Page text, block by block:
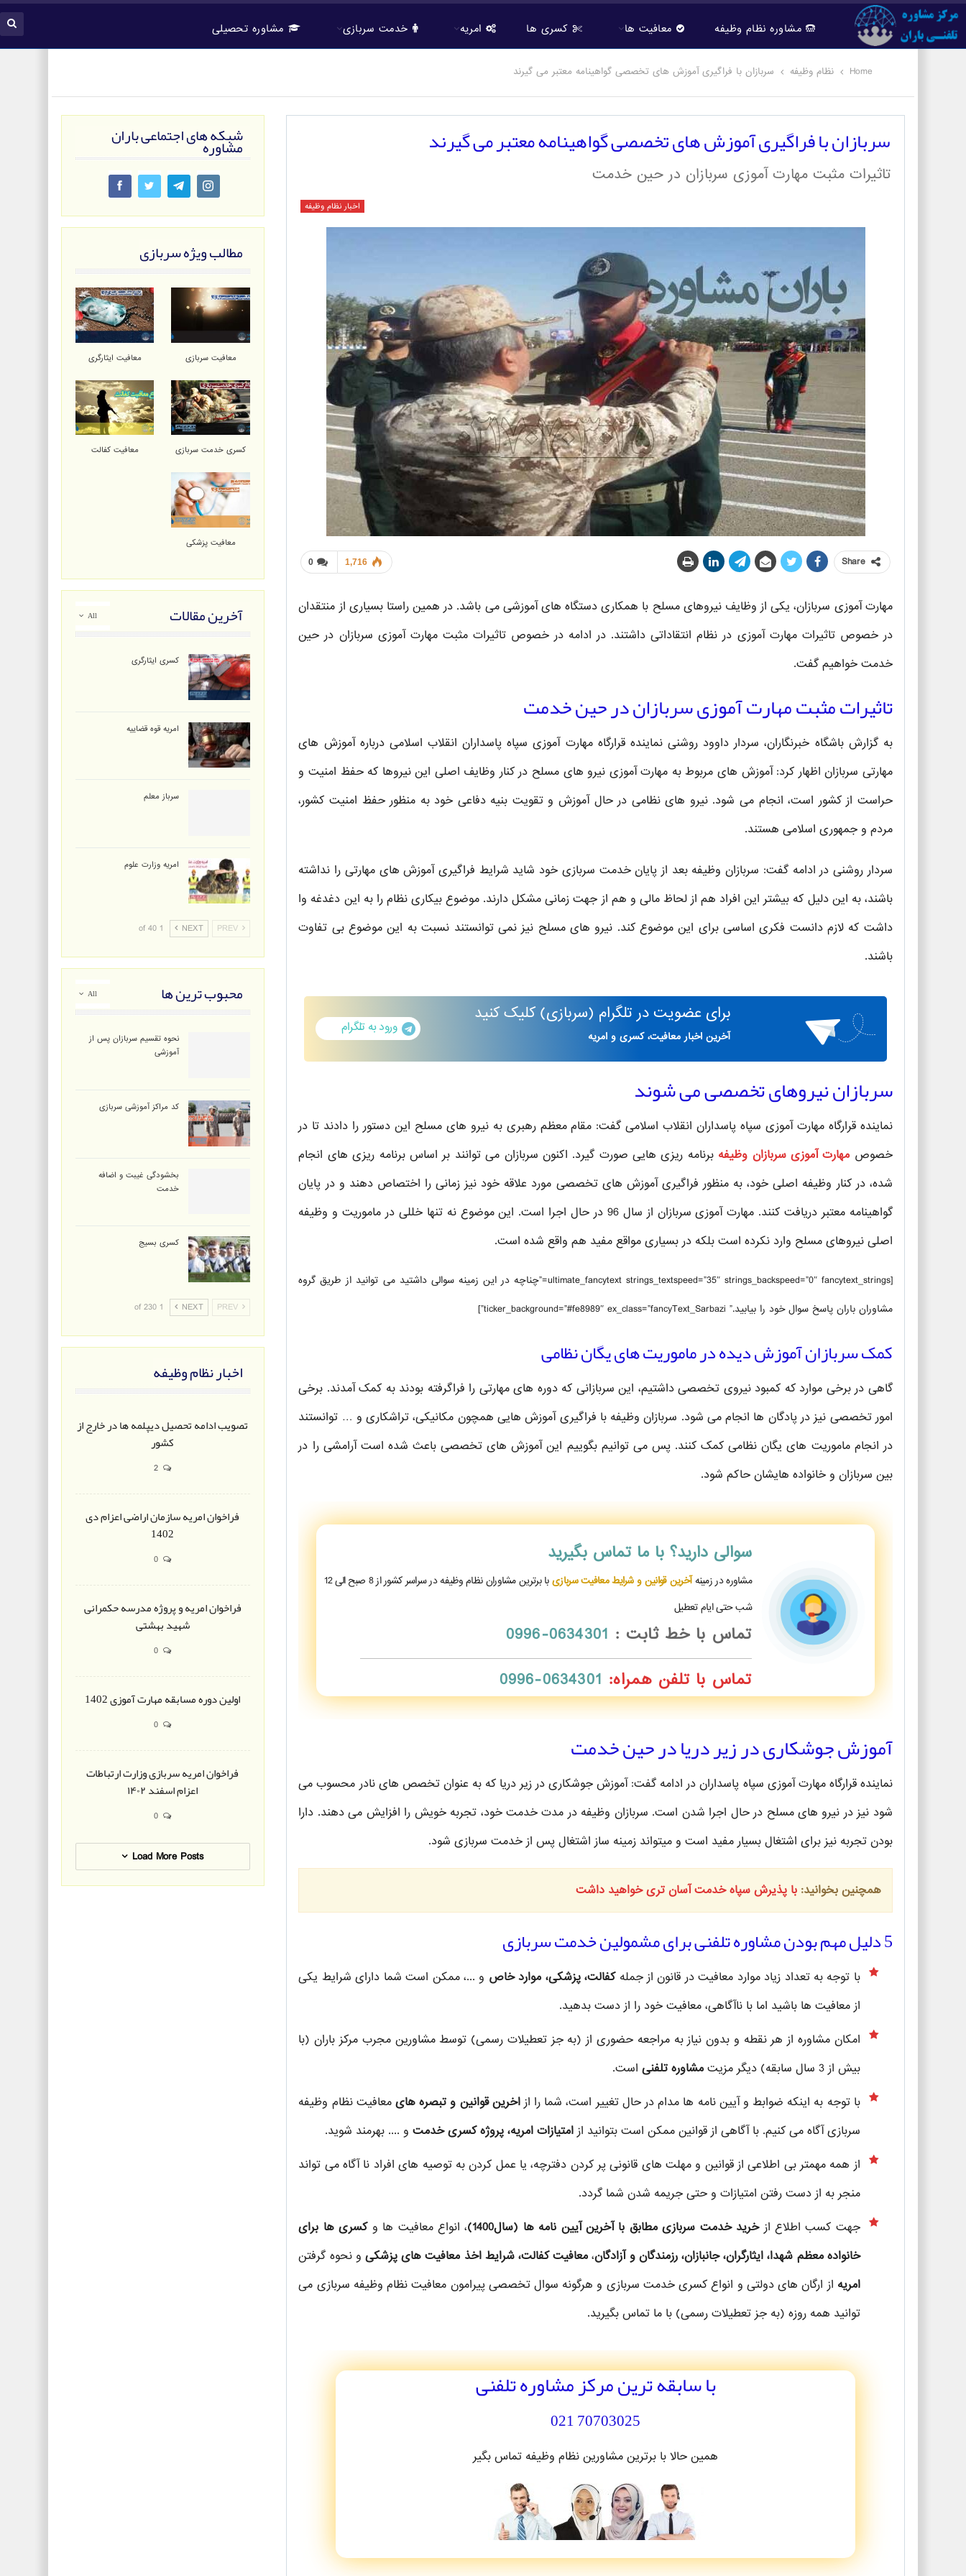
مشاوره نظام وظیفه معافیت ها کسری ها امریه خدمت سربازی مشاوره تحصیلی
Home نظام وظیفه سربازان با فراگیری آموزش های تخصصی گواهینامه معتبر می گیرند
سربازان با فراگیری آموزش های تخصصی گواهینامه معتبر می گیرند
تاثیرات مثبت مهارت آموزی سربازان در حین خدمت
اخبار نظام وظیفه
0 1,716 Share
مهارت آموزی سربازان، یکی از وظایف نیروهای مسلح با همکاری دستگاه های آموزشی می باشد. در همین راستا بسیاری از منتقدان
در خصوص تاثیرات مهارت آموزی در نظام انتقاداتی داشتند. در ادامه در خصوص تاثیرات مثبت مهارت آموزی سربازان در حین
خدمت خواهیم گفت.
تاثیرات مثبت مهارت آموزی سربازان در حین خدمت
به گزارش باشگاه خبرنگاران، سردار داوود روشنی نماینده قرارگاه مهارت آموزی سپاه پاسداران انقلاب اسلامی درباره آموزش های
مهارتی سربازان اظهار کرد: آموزش های مربوط به مهارت آموزی نیرو های مسلح در کنار وظایف اصلی این نیروها که حفظ امنیت و
حراست از کشور است، انجام می شود. نیرو های نظامی در حال آموزش و تقویت بنیه دفاعی خود به منظور حفظ امنیت کشور،
مردم و جمهوری اسلامی هستند.
سردار روشنی در ادامه گفت: سربازان وظیفه بعد از پایان خدمت سربازی خود شاید شرایط فراگیری آموزش های مهارتی را نداشته
باشند، به این دلیل که بیشتر این افراد هم از لحاظ مالی و هم از جهت زمانی مشکل دارند. موضوع بیکاری نظام را به این دغدغه وا
داشت که لازم دانست فکری اساسی برای این موضوع کند. نیرو های مسلح نیز نمی توانستند نسبت به این موضوع بی تفاوت
باشند.
برایعضویت در تلگرام (سربازی) کلیک کنید
آخرین اخبار معافیت، کسری و امریه
ورود به تلگرام
سربازان نیروهای تخصصی می شوند
نماینده قرارگاه مهارت آموزی سپاه پاسداران انقلاب اسلامی گفت: مقام معظم رهبری به نیرو های مسلح این دستور را دادند تا در
خصوص مهارت آموزی سربازان وظیفه برنامه ریزی هایی صورت گیرد. اکنون سربازان می توانند بر اساس برنامه ریزی های انجام
شده، در کنار وظیفه اصلی خود، به منظور فراگیری آموزش های تخصصی مورد علاقه خود نیز زمانی را اختصاص دهند و در پایان
گواهینامه معتبر دریافت کنند. مهارت آموزی سربازان از سال 96 در حال اجرا است. این موضوع نه تنها خللی در ماموریت و وظیفه
اصلی نیروهای مسلح وارد نکرده است بلکه در بسیاری مواقع مفید هم واقع شده است.
[ultimate_fancytext strings_textspeed=”35″ strings_backspeed=”0″ fancytext_strings=”چناچه در این زمینه سوالی داشتید می توانید از طریق گروه
مشاوران باران پاسخ سوال خود را بیابید.” ticker_background=”#fe8989″ ex_class=”fancyText_Sarbazi”]
کمک سربازان آموزش دیده در ماموریت های یگان نظامی
گاهی در برخی موارد که کمبود نیروی تخصصی داشتیم، این سربازانی که دوره های مهارتی را فراگرفته بودند به کمک آمدند. برخی
امور تخصصی نیز در پادگان ها انجام می شود. سربازان وظیفه با فراگیری آموزش هایی همچون مکانیکی، تراشکاری و … توانستند
در انجام ماموریت های یگان نظامی کمک کنند. پس می توانیم بگوییم این آموزش های تخصصی باعث شده است آرامشی را در
بین سربازان و خانواده هایشان حاکم شود.
سوالی دارید؟ با ما تماس بگیرید
مشاوره در زمینهآخرین قوانین و شرایط معافیت سربازی
با برترین مشاوران نظام وظیفه در سراسر کشور از 8 صبح الی 12
شب حتی ایام تعطیل
تماس با خط ثابت : 0634301-0996
تماس با تلفن همراه: 0634301-0996
آموزش جوشکاری در زیر دریا در حین خدمت
نماینده قرارگاه مهارت آموزی سپاه پاسداران در ادامه گفت: آموزش جوشکاری در زیر دریا که به عنوان تخصص های نادر محسوب می
شود نیز در نیرو های مسلح در حال اجرا شدن است. سربازان وظیفه در مدت خدمت خود، تجربه خویش را افزایش می دهند. دارا
بودن تجربه نیز برای اشتغال بسیار مفید است و میتواند زمینه ساز اشتغال پس از خدمت سربازی شود.
همچنین بخوانید:با پذیرش سپاه خدمت آسان تری خواهید داشت
5 دلیل مهم بودن مشاوره تلفنی برای مشمولین خدمت سربازی
با توجه به تعداد زیاد موارد معافیت در قانون از جملهکفالت، پزشکی، موارد خاص و ...، ممکن است شما دارای شرایط یکی
از معافیت ها باشید اما با ناآگاهی، معافیت خود را از دست بدهید.
امکان مشاوره از هر نقطه و بدون نیاز به مراجعه حضوری از (به جز تعطیلات رسمی) توسط مشاورین مجرب مرکز باران (با
بیش از 3 سال سابقه) دیگر مزیت
مشاوره تلفنی است.
با توجه به اینکه ضوابط و آیین نامه ها مدام در حال تغییر است، شما را ازاخرین قوانین و تبصره هایمعافیت نظام وظیفه
سربازی آگاه می کنیم. با آگاهی از قوانین ممکن است بتوانید از امتیازات امریه، پروژه کسری خدمت و .... بهرمند شوید.
از همه مهمتر بی اطلاعی از قوانین و مهلت های قانونی پر کردن دفترچه، یا عمل کردن به توصیه های افراد نا آگاه می تواند
منجر به از دست رفتن امتیازات و حتی جریمه شدن شما گردد.
جهت کسب اطلاع از خرید خدمت سربازی مطابق با آخرین آیین نامه ها (سال1400) ، انواع معافیت ها و کسری ها برای
خانواده معظم شهدا، ایثارگران، جانبازان، رزمندگان و آزادگان، معافیت کفالت، شرایط اخذ معافیت های پزشکیو نحوه گرفتن
امریه از ارگان های دولتی و انواع کسری خدمت سربازی و هرگونه سوال تخصصی پیرامون معافیت نظام وظیفه سربازی می
توانید همه روزه (به جز تعطیلات رسمی) با ما تماس بگیرید.
با سابقه ترین مرکز مشاوره تلفنی
70703025 021
همین حالا با برترین مشاورین نظام وظیفه تماس بگیر
شبکه های اجتماعی باران
مشاوره
مطالب ویژه سربازی
معافیت سربازی معافیت ایثارگری
کسری خدمت سربازی معافیت کفالت
معافیت پزشکی
All آخرین مقالات
کسری ایثارگری
امریه قوه قضاییه
سرباز معلم
امریه وزارت علوم
PREV
NEXT
1 of 40
All محبوب ترین ها
نحوه تقسیم سربازان پس از
آموزشی
کد مراکز آموزشی سربازی
بخشودگی غیبت و اضافه
خدمت
کسری بسیج
PREV
NEXT
1 of 230
اخبار نظام وظیفه
تصویب ادامه تحصیل دیپلمه ها در خارج از
کشور
فراخوان امریه سازمان اراضی اعزام دی
1402
فراخوان امریه و پروژه مدرسه حکمرانی
شهید بهشتی
اولین دوره مسابقه مهارت آموزی 1402
فراخوان امریه سربازی وزارت ارتباطات
اعزام اسفند ۱۴۰۲
Load More Posts